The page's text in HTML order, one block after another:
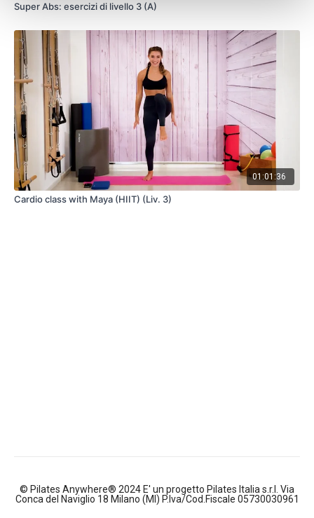
Super Abs: esercizi di livello 3 (A)
01:01:36
Cardio class with Maya (HIIT) (Liv. 3)
© Pilates Anywhere® 2024 E' un progetto Pilates Italia s.r.l. Via
Conca del Naviglio 18 Milano (MI) P.Iva/Cod.Fiscale 05730030961